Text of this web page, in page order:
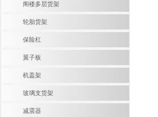
阁楼多层货架
轮胎货架
保险杠
翼子板
机盖架
玻璃支货架
减震器